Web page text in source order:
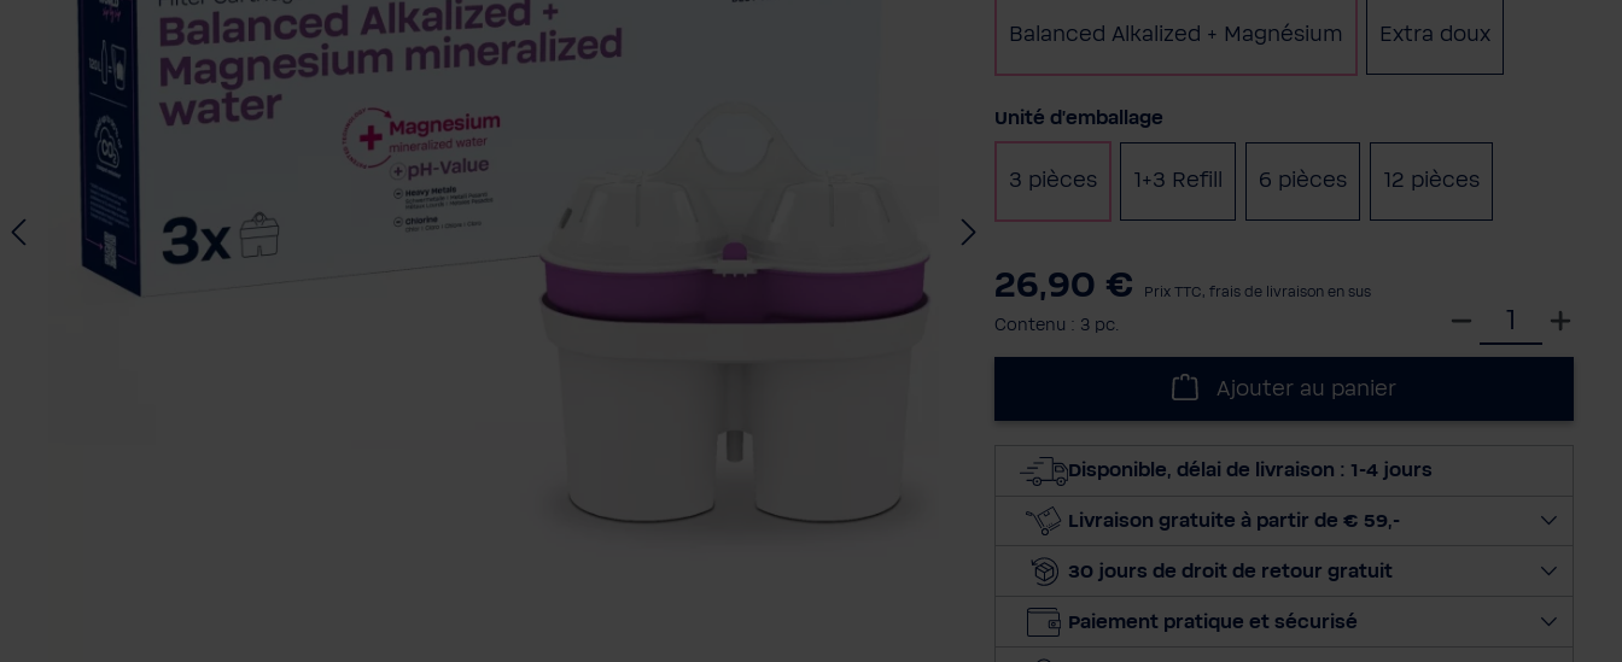
Balanced Alkalized + Magnésium Extra doux
Sélectionnez
Unité d'emballage
3 pièces 1+3 Refill (Cette option n'est pas disponible pour le
6 pièces 12 pièces
26,90 € Prix TTC, frais de livraison en sus
Contenu : 3 pc.
c
o
n
r
Ajouter au panier
Disponible, délai de livraison : 1-4 jours
Livraison gratuite à partir de € 59,-
30 jours de droit de retour gratuit
Paiement pratique et sécurisé